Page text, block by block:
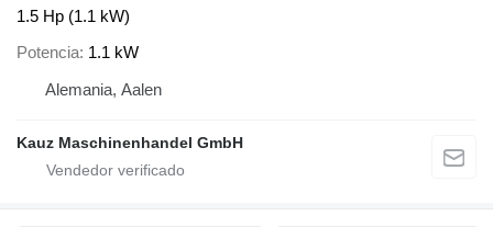
1.5 Hp (1.1 kW)
Potencia 1.1 kW
Alemania, Aalen
Kauz Maschinenhandel GmbH